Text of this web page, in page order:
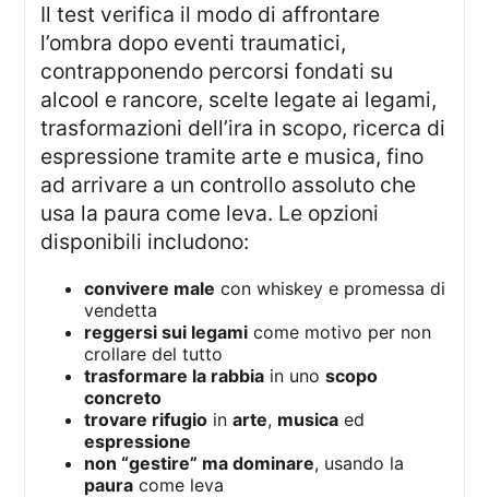
Il test verifica il modo di affrontare
l’ombra dopo eventi traumatici,
contrapponendo percorsi fondati su
alcool e rancore, scelte legate ai legami,
trasformazioni dell’ira in scopo, ricerca di
espressione tramite arte e musica, fino
ad arrivare a un controllo assoluto che
usa la paura come leva. Le opzioni
disponibili includono:
convivere male con whiskey e promessa di
vendetta
reggersi sui legami come motivo per non
crollare del tutto
trasformare la rabbia in unoscopo
concreto
trovare rifugio inarte, musica ed
espressione
non “gestire” ma dominare, usando la
paura come leva